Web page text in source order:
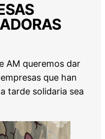
AM queremos dar
que han
tarde solidaria sea